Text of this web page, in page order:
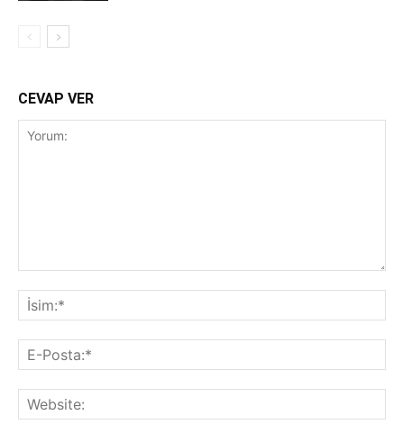
CEVAP VER